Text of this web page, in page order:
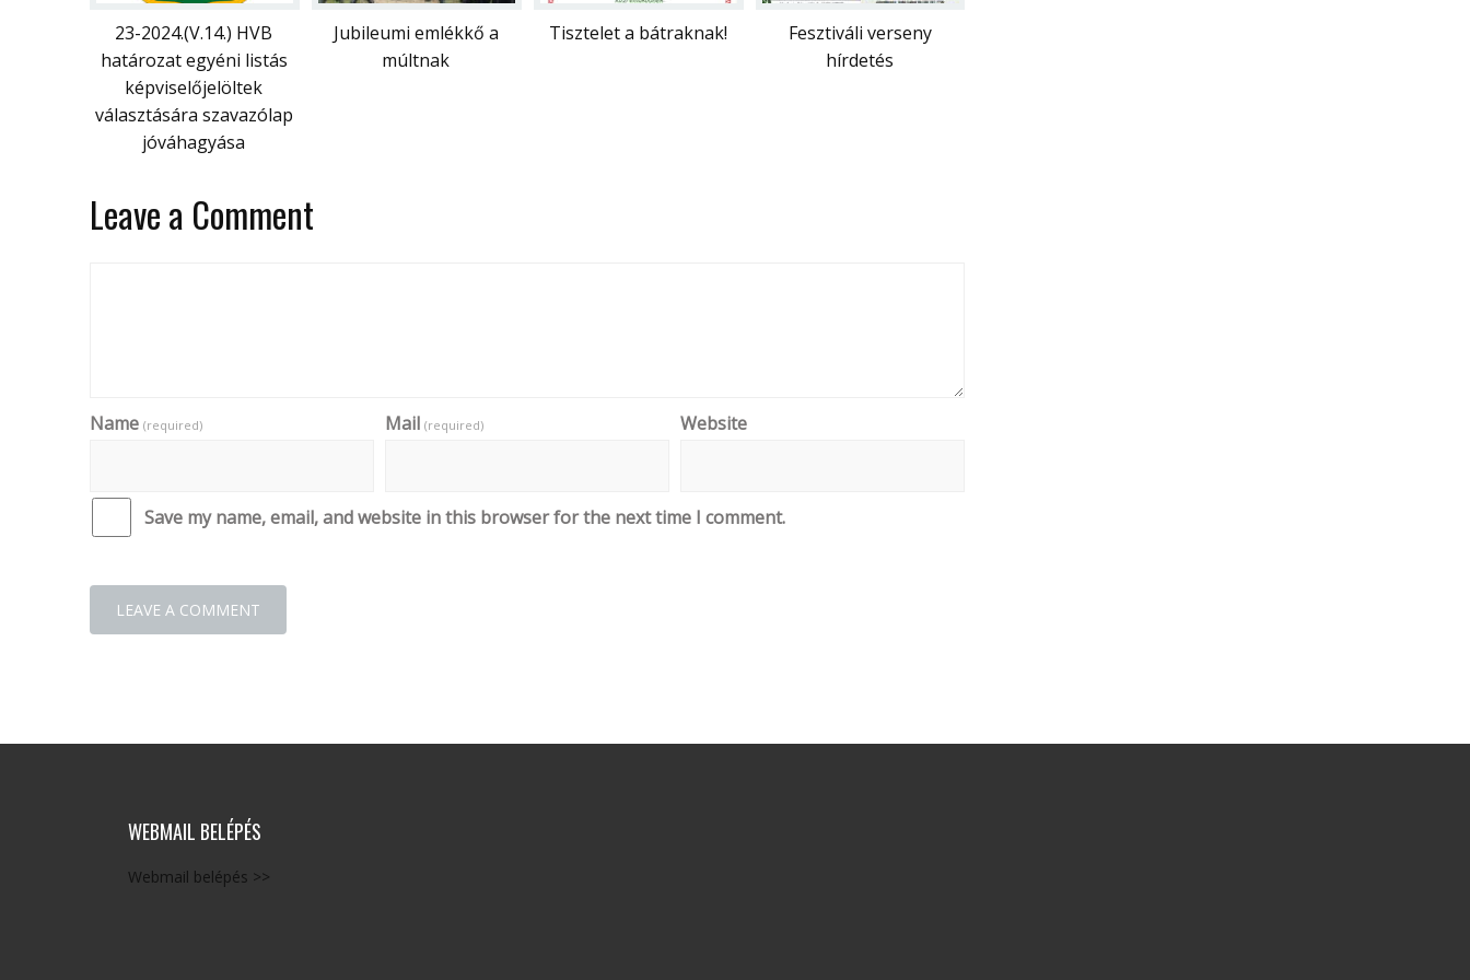
23-2024.(V.14.) HVB
határozat egyéni listás
képviselőjelöltek
választására szavazólap
jóváhagyása
Jubileumi emlékkő a
múltnak
Tisztelet a bátraknak!
Fesztiváli verseny
hírdetés
Leave a Comment
Name (required) Mail (required) Website
Save my name, email, and website in this browser for the next time I comment.
WEBMAIL BELÉPÉS
Webmail belépés >>